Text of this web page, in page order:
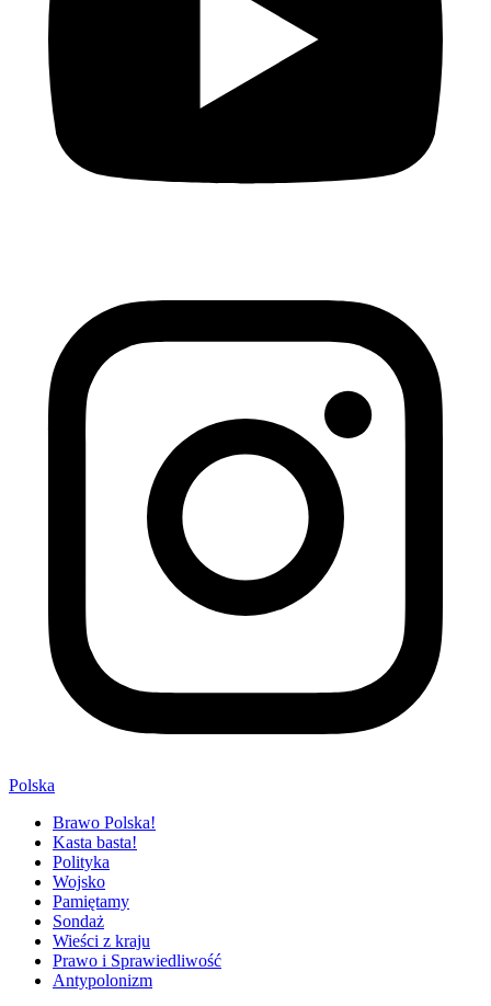
Polska
Brawo Polska!
Kasta basta!
Polityka
Wojsko
Pamiętamy
Sondaż
Wieści z kraju
Prawo i Sprawiedliwość
Antypolonizm